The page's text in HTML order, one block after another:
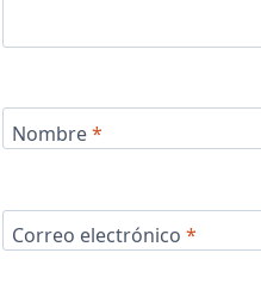
Nombre*
Correo electrónico *